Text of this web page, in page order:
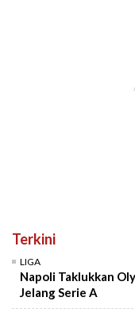
Terkini
LIGA
Napoli Taklukkan
Jelang Serie A